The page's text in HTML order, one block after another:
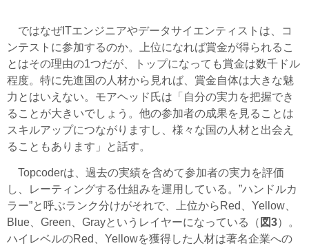
ではなぜITエンジニアやデータサイエンティストは、コ
ンテストに参加するのか。上位になれば賞金が得られるこ
とはその理由の1つだが、トップになっても賞金は数千ドル
程度。特に先進国の人材から見れば、賞金自体は大きな魅
力とはいえない。モアヘッド氏は「自分の実力を把握でき
ることが大きいでしょう。他の参加者の成果を見ることは
スキルアップにつながりますし、様々な国の人材と出会え
ることもあります」と話す。
Topcoderは、過去の実績を含めて参加者の実力を評価
し、レーティングする仕組みを運用している。”ハンドルカ
ラー”と呼ぶランク分けがそれで、上位からRed、Yellow、
Blue、Green、Grayというレイヤーになっている（ 図3）。
ハイレベルのRed、Yellowを獲得した人材は著名企業への